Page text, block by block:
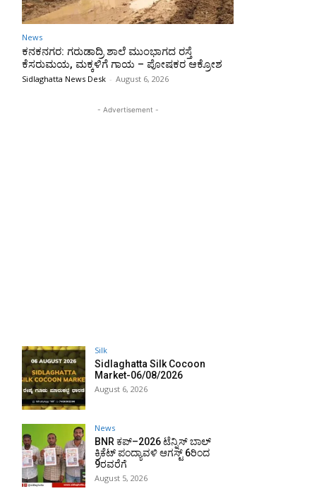
News
ಕನಕನಗರ: ಗರುಡಾದ್ರಿ ಶಾಲೆ ಮುಂಭಾಗದ ರಸ್ತೆ
ಕೆಸರುಮಯ, ಮಕ್ಕಳಿಗೆ ಗಾಯ – ಪೋಷಕರ ಆಕ್ರೋಶ
Sidlaghatta News Desk - August 6, 2026
- Advertisement -
Silk
Sidlaghatta Silk Cocoon
Market-06/08/2026
August 6, 2026
News
BNR ಕಪ್–2026 ಟೆನ್ನಿಸ್ ಬಾಲ್
ಕ್ರಿಕೆಟ್ ಪಂದ್ಯಾವಳಿ ಆಗಸ್ಟ್ 6ರಿಂದ
9ರವರೆಗೆ
August 5, 2026